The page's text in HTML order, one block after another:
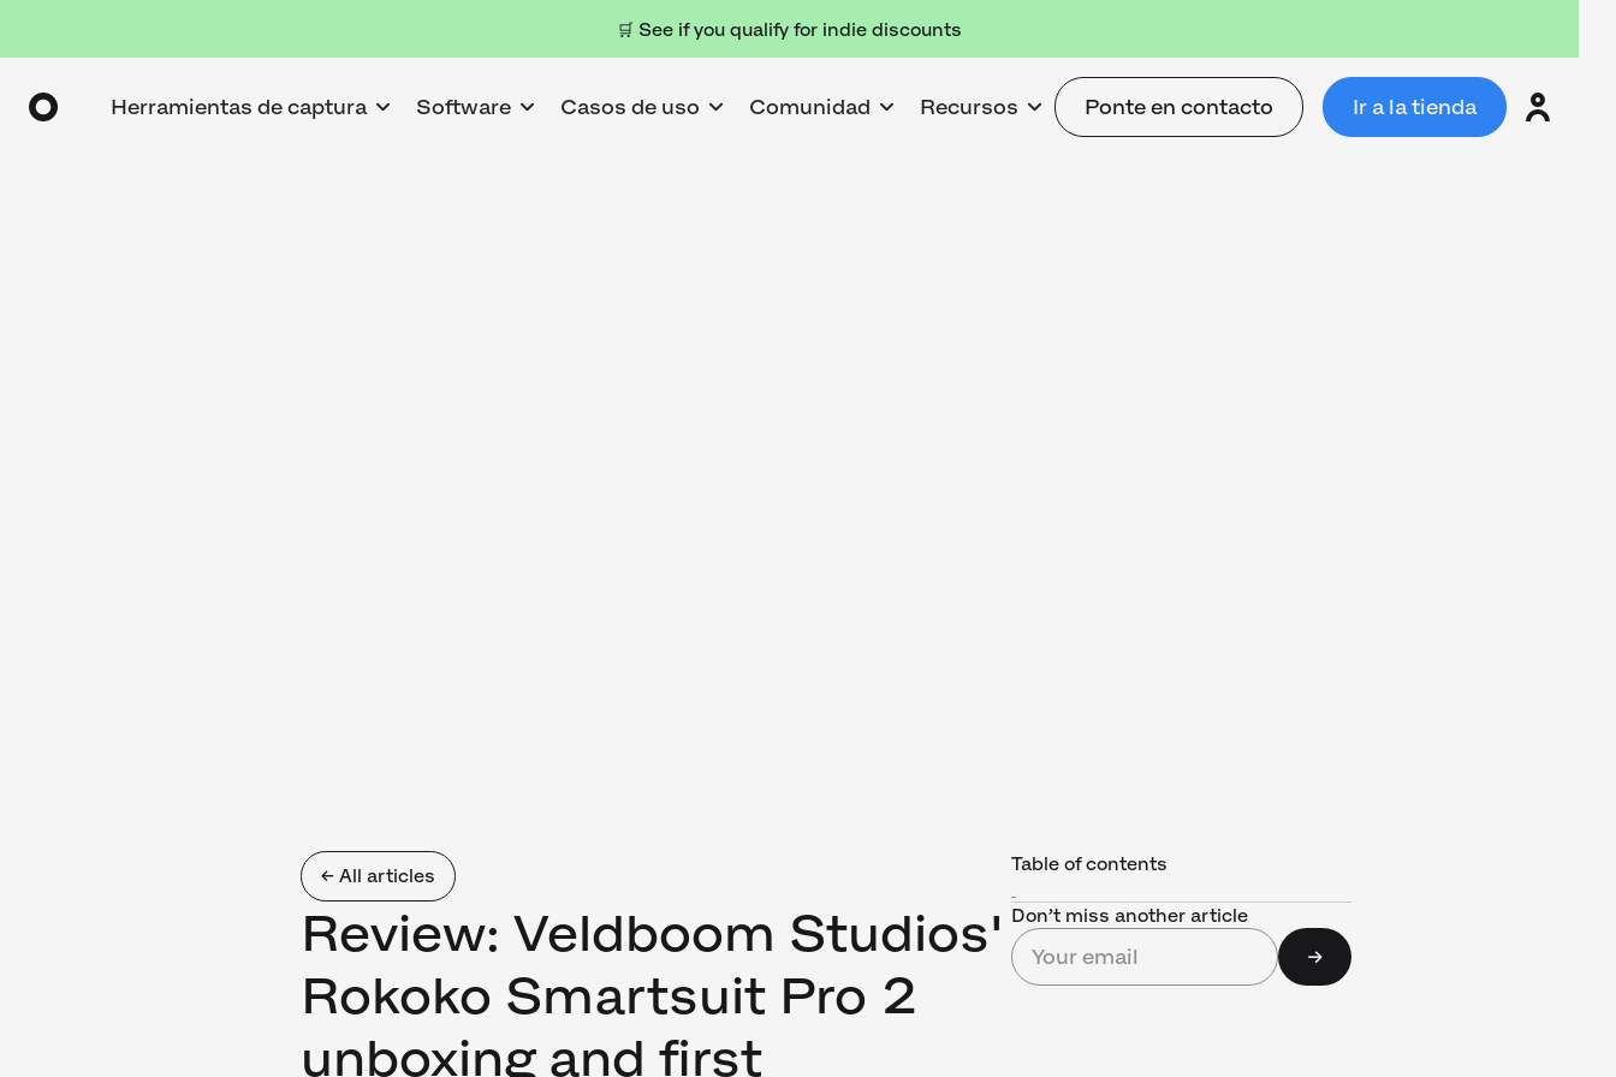
🛒 See if you qualify for indie discounts
Herramientas de captura Software Casos de uso Comunidad Recursos Ponte en contacto Ir a la tienda
← All articles
Review: Veldboom Studios'
Rokoko Smartsuit Pro 2
unboxing and first
Table of contents
Don’t miss another article